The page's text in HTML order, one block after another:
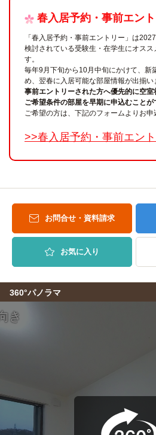
春入居予約・事前エン
「春入居予約・事前エントリー」は
検討されている受験生・在学生にオス
す。
毎年9月下旬から10月中旬にかけて、新
め、翌春に入居可能な部屋情報が出揃い
事前エントリーされた方へ優先的に空室
ご希望条件の部屋を早期に申込むことが
ご希望の方は、下記のフォームよりお申
>>春入居予約・事前エン
お問合せ・資料請求
お気に入り
360°パノラマ